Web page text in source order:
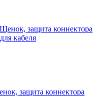
защита коннектора